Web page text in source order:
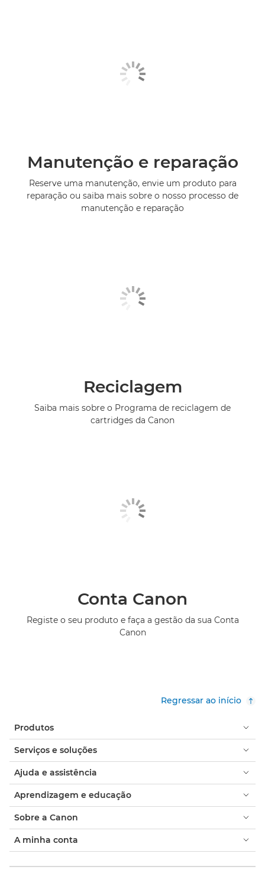
Manutenção e reparação
Reserve uma manutenção, envie um produto para
reparação ou saiba mais sobre o nosso processo de
manutenção e reparação
Reciclagem
Saiba mais sobre o Programa de reciclagem de
cartridges da Canon
Conta Canon
Registe o seu produto e faça a gestão da sua Conta
Canon
Regressar ao início
Produtos
Serviços e soluções
Ajuda e assistência
Aprendizagem e educação
Sobre a Canon
A minha conta